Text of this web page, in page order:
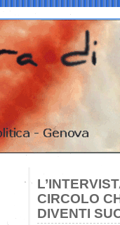
CIRCOLO
DIVENTI